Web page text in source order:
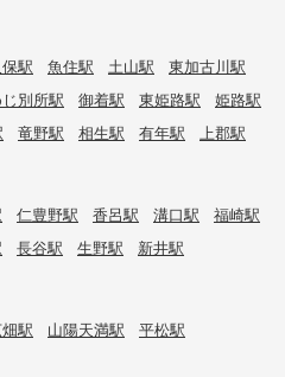
駅 魚住駅 土山駅
東加古川駅
別所駅 御着駅 東姫路駅
姫路駅
竜野駅 相生駅 有年駅 上郡駅
仁豊野駅 香呂駅 溝口駅
福崎駅
長谷駅 生野駅 新井駅
駅 山陽天満駅
平松駅